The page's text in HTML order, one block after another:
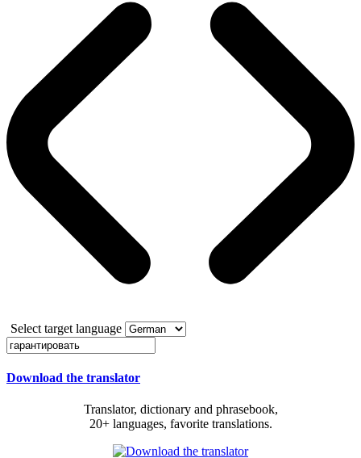
Select target language
Download the translator
Translator, dictionary and phrasebook,
20+ languages, favorite translations.